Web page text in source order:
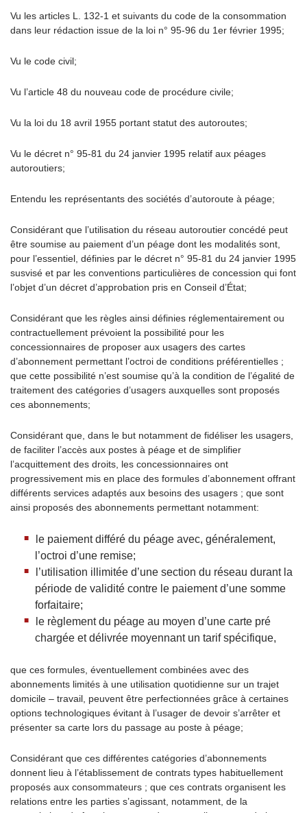
Vu les articles L. 132-1 et suivants du code de la consommation
dans leur rédaction issue de la loi n° 95-96 du 1er février 1995;
Vu le code civil;
Vu l’article 48 du nouveau code de procédure civile;
Vu la loi du 18 avril 1955 portant statut des autoroutes;
Vu le décret n° 95-81 du 24 janvier 1995 relatif aux péages
autoroutiers;
Entendu les représentants des sociétés d’autoroute à péage;
Considérant que l’utilisation du réseau autoroutier concédé peut
être soumise au paiement d’un péage dont les modalités sont,
pour l’essentiel, définies par le décret n° 95-81 du 24 janvier 1995
susvisé et par les conventions particulières de concession qui font
l’objet d’un décret d’approbation pris en Conseil d’État;
Considérant que les règles ainsi définies réglementairement ou
contractuellement prévoient la possibilité pour les
concessionnaires de proposer aux usagers des cartes
d’abonnement permettant l’octroi de conditions préférentielles ;
que cette possibilité n’est soumise qu’à la condition de l’égalité de
traitement des catégories d’usagers auxquelles sont proposés
ces abonnements;
Considérant que, dans le but notamment de fidéliser les usagers,
de faciliter l’accès aux postes à péage et de simplifier
l’acquittement des droits, les concessionnaires ont
progressivement mis en place des formules d’abonnement offrant
différents services adaptés aux besoins des usagers ; que sont
ainsi proposés des abonnements permettant notamment:
le paiement différé du péage avec, généralement,
l’octroi d’une remise;
l’utilisation illimitée d’une section du réseau durant la
période de validité contre le paiement d’une somme
forfaitaire;
le règlement du péage au moyen d’une carte pré
chargée et délivrée moyennant un tarif spécifique,
que ces formules, éventuellement combinées avec des
abonnements limités à une utilisation quotidienne sur un trajet
domicile – travail, peuvent être perfectionnées grâce à certaines
options technologiques évitant à l’usager de devoir s’arrêter et
présenter sa carte lors du passage au poste à péage;
Considérant que ces différentes catégories d’abonnements
donnent lieu à l’établissement de contrats types habituellement
proposés aux consommateurs ; que ces contrats organisent les
relations entre les parties s’agissant, notamment, de la